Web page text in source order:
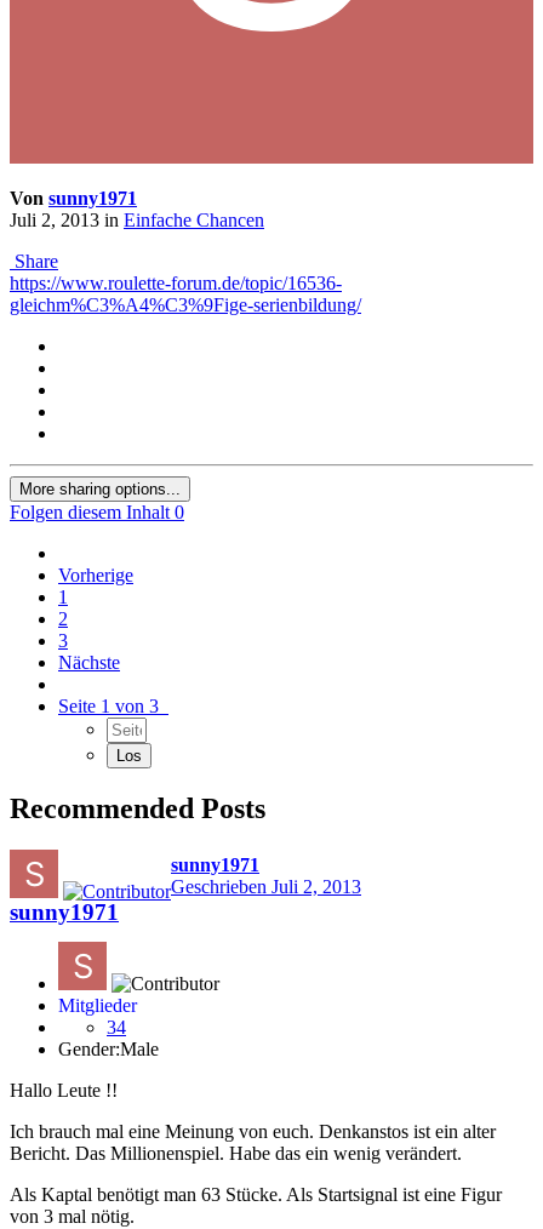
Von sunny1971
Juli 2, 2013 in Einfache Chancen
Share
https://www.roulette-forum.de/topic/16536-
gleichm%C3%A4%C3%9Fige-serienbildung/
More sharing options...
Folgen diesem Inhalt 0
Vorherige
1
2
3
Nächste
Seite 1 von 3
Recommended Posts
sunny1971
Geschrieben Juli 2, 2013
sunny1971
Mitglieder
34
Gender:Male
Hallo Leute !!
Ich brauch mal eine Meinung von euch. Denkanstos ist ein alter
Bericht. Das Millionenspiel. Habe das ein wenig verändert.
Als Kaptal benötigt man 63 Stücke. Als Startsignal ist eine Figur
von 3 mal nötig.